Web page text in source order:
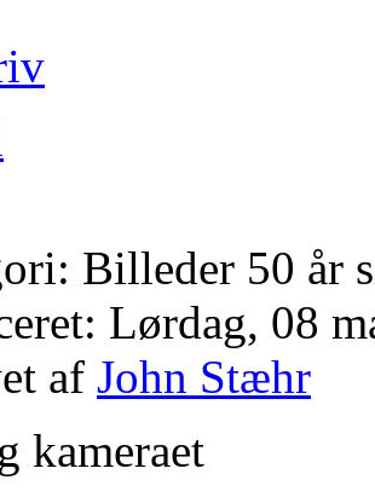
Billeder 50 år
Lørdag, 08
af John Stæhr
kameraet